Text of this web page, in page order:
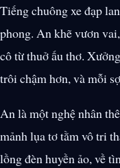
Tiếng chuông xe đạp
phong. An khẽ vươn
cô từ thuở ấu thơ.
trôi chậm hơn, và mỗi
An là một nghệ nhân
mảnh lụa tơ tằm vô tri
lồng đèn huyền ảo, về